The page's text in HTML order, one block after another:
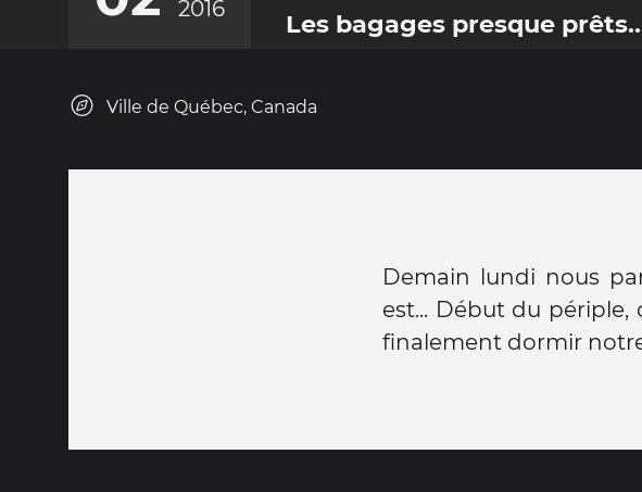
2016 Les bagages presque
Ville de Québec, Canada
Demain lundi nous
est... Début du
finalement dormir